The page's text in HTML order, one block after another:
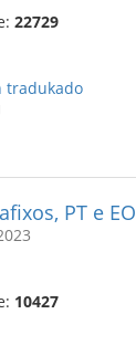
22729
tradukado
PT e EO
10427